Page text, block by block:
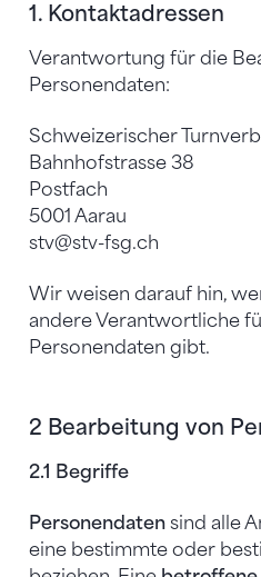
1. Kontaktadressen
Verantwortung für die
Personendaten:
Schweizerischer
Bahnhofstrasse 38
Postfach
5001 Aarau
stv@stv-fsg.ch
Wir weisen darauf hin,
andere Verantwortliche
Personendaten gibt.
2 Bearbeitung von
2.1 Begriffe
Personendaten sind alle
eine bestimmte oder